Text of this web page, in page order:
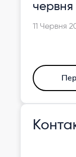
червня
11 Червня